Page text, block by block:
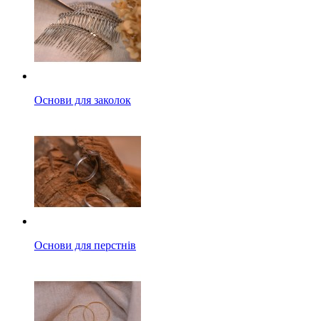
Основи для заколок
Основи для перстнів